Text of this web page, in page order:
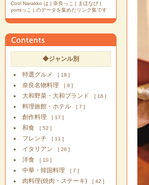
Cool Narakko は | 奈良っこ | まほなび |
yomiっこ | のデータを集めたリンク集です
◆ジャンル別
特選グルメ [ 18 ]
奈良名物料理 [ 9 ]
大和野菜・大和ブランド [ 16 ]
料理旅館・ホテル [ 7 ]
創作料理 [ 17 ]
和食 [ 52 ]
フレンチ [ 11 ]
イタリアン [ 26 ]
洋食 [ 10 ]
中華・韓国料理 [ 7 ]
肉料理(焼肉・ステーキ) [ 42 ]